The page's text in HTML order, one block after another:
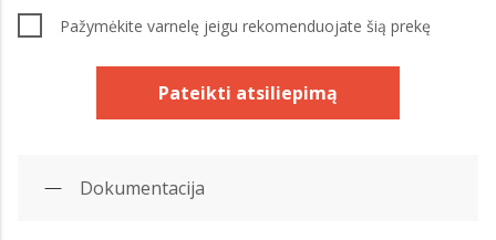
Pažymėkite varnelę jeigu rekomenduojate šią prekę
Pateikti atsiliepimą
Dokumentacija